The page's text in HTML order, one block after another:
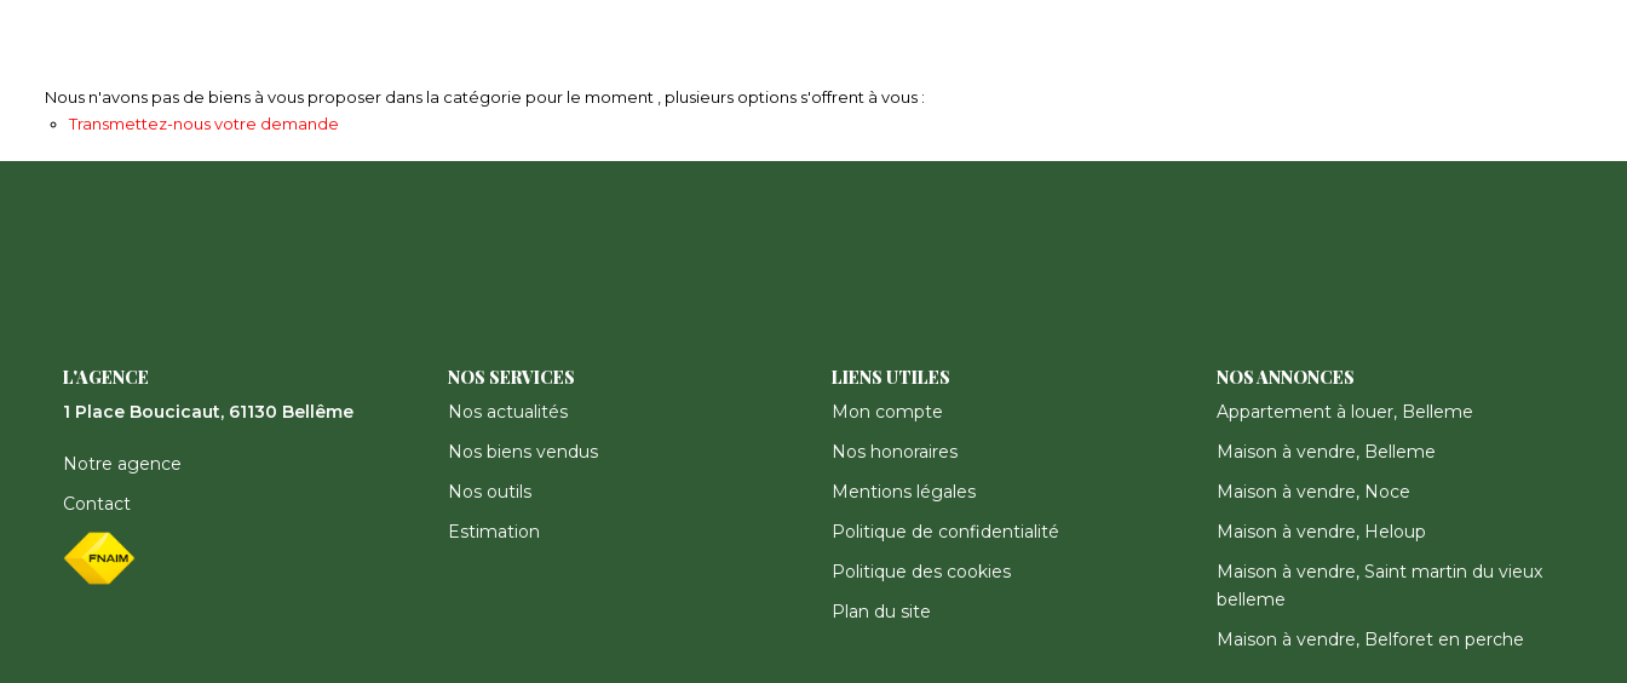
Nous n'avons pas de biens à vous proposer dans la catégorie pour le moment , plusieurs options s'offrent à vous :
Transmettez-nous votre demande
L'AGENCE
1 Place Boucicaut, 61130 Bellême
Notre agence
Contact
NOS SERVICES
Nos actualités
Nos biens vendus
Nos outils
Estimation
LIENS UTILES
Mon compte
Nos honoraires
Mentions légales
Politique de confidentialité
Politique des cookies
Plan du site
NOS ANNONCES
Appartement à louer, Belleme
Maison à vendre, Belleme
Maison à vendre, Noce
Maison à vendre, Heloup
Maison à vendre, Saint martin du vieux
belleme
Maison à vendre, Belforet en perche